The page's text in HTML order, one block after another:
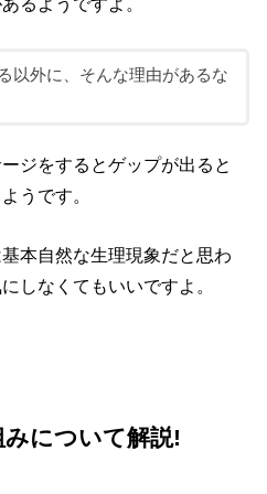
以外に、そんな理由があるな
ジをするとゲップが出ると
うです。
本自然な生理現象だと思わ
しなくてもいいですよ。
について解説!